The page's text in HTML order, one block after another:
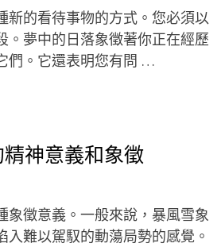
新的看待事物的方式。您必須以
。夢中的日落象徵著你正在經歷
們。它還表明您有問 …
神意義和象徵
象徵意義。一般來說，暴風雪象
難以駕馭的動蕩局勢的感覺。